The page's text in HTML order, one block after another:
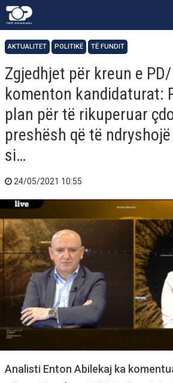
AKTUALITET POLITIKË TË FUNDIT
Zgjedhjet për kreun e
komenton kandidaturat:
plan për të rikuperuar
preshësh që të
si…
24/05/2021 10:55
Analisti Enton Abilekaj ka